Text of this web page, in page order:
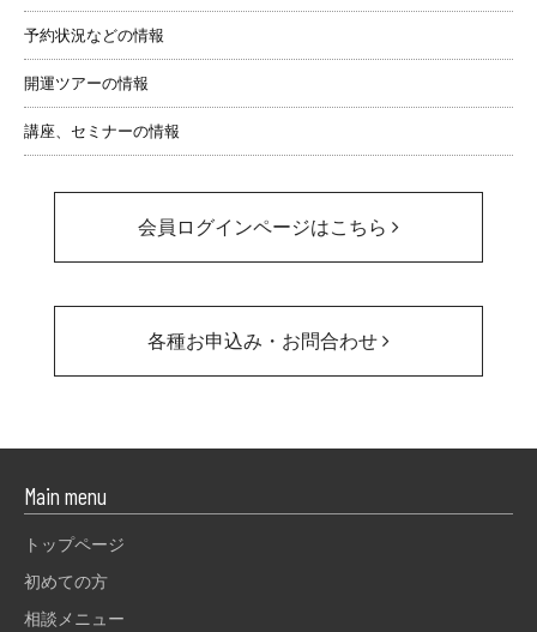
予約状況などの情報
開運ツアーの情報
講座、セミナーの情報
会員ログインページはこちら
各種お申込み・お問合わせ
Main menu
トップページ
初めての方
相談メニュー